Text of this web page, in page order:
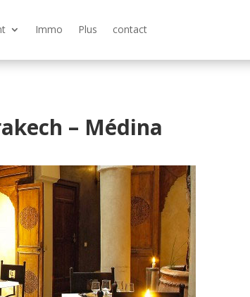
Immo Plus contact
– Médina